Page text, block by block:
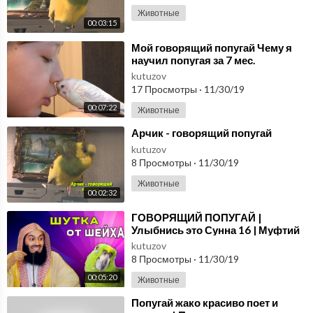
00:03:15
Животные
00:07:22
⁣Мой говорящий попугай Чему я
научил попугая за 7 мес.
kutuzov
17 Просмотры · 11/30/19
Животные
00:02:32
⁣Арчик - говорящий попугай
kutuzov
8 Просмотры · 11/30/19
Животные
00:05:20
⁣ГОВОРЯЩИЙ ПОПУГАЙ |
Улыбнись это Сунна 16 | Муфтий
Менк
kutuzov
8 Просмотры · 11/30/19
Животные
⁣Попугай жако красиво поет и